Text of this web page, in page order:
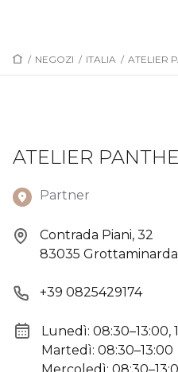
/ NEGOZI / ITALIA / ATELIER
ATELIER
Partner
Contrada Piani, 32
83035
+39 0825429174
Lunedì: 08:30–13:00,
Martedì: 08:30–13:00